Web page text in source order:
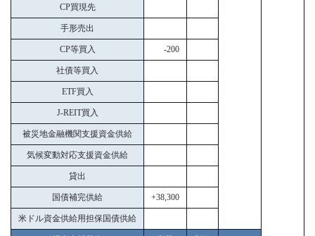
CP買現先
手形売出
CP等買入 -200
社債等買入
ETF買入
J-REIT買入
被災地金融機関支援資金供給
気候変動対応支援資金供給
貸出
国債補完供給 +38,300
米ドル資金供給用担保国債供給